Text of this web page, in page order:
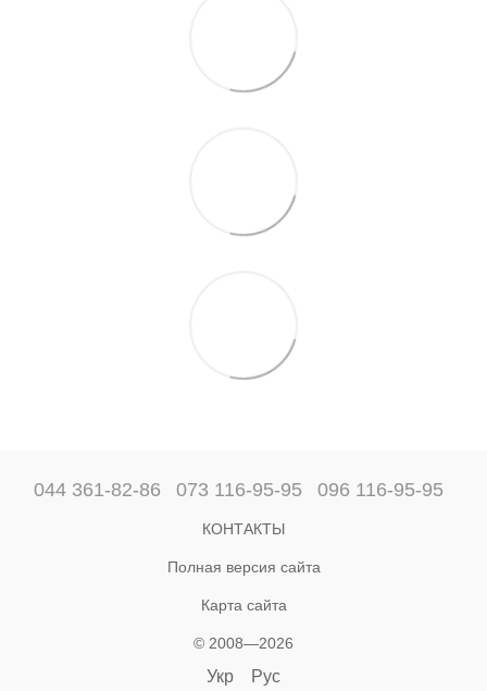
044 361-82-86 073 116-95-95 096 116-95-95
КОНТАКТЫ
Полная версия сайта
Карта сайта
© 2008—2026
Укр Рус